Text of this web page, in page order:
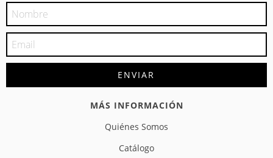
MÁS INFORMACIÓN
Quiénes Somos
Catálogo